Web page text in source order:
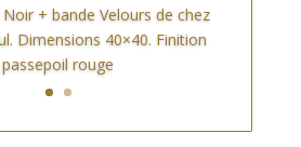
+ bande Velours de chez
Dimensions 40×40. Finition
passepoil rouge